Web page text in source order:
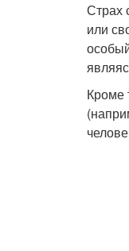
Страх
или
Кроме